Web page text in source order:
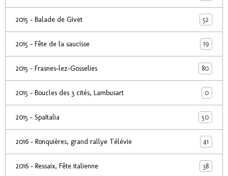
2015 - Balade de Givet 52
2015 - Fête de la saucisse 19
2015 - Frasnes-lez-Gosselies 80
2015 - Boucles des 3 cités, Lambusart 0
2015 - SpaItalia 50
2016 - Ronquières, grand rallye Télévie 41
2016 - Ressaix, Fête italienne 38